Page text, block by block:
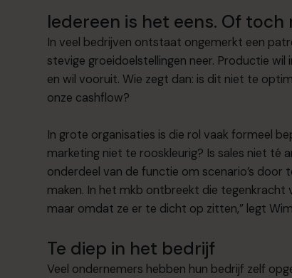
Iedereen is het eens. Of toch
In veel bedrijven ontstaat ongemerkt een
stevige groeidoelstellingen neer. Productie
en wil vooruit. Wie zegt dan: is dit niet te
onze cashflow?
In grote organisaties is die rol vaak formeel
marketing niet te rooskleurig? Is sales niet
onderdeel van de functie om scenario’s door
maken. In het mkb ontbreekt die tegenkracht
maar omdat ze er te dicht op zitten,” legt
Te diep in het bedrijf
Veel ondernemers hebben hun bedrijf zelf